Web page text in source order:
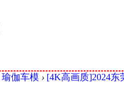
瑜伽车模 › [4K高画质]2024东